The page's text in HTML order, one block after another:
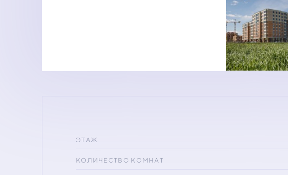
ЭТАЖ
КОЛИЧЕСТВО КОМНАТ